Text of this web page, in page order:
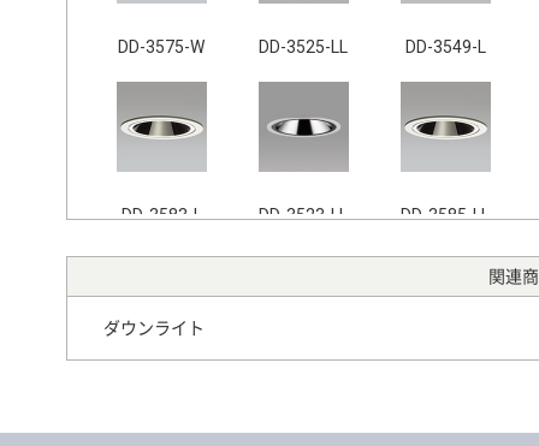
DD-3575-W DD-3525-LL DD-3549-L
DD-3583-L DD-3523-LL DD-3585-LL
関連
ダウンライト